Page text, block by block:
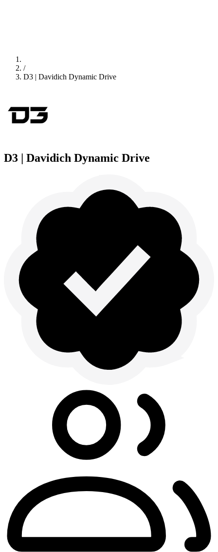
/
D3 | Davidich Dynamic Drive
D3 | Davidich Dynamic Drive